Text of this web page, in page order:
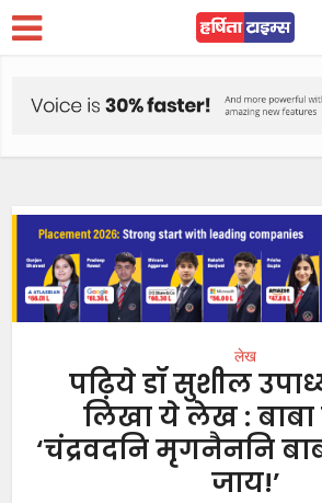
लेख
पढ़िये डॉ सुशील
लिखा ये लेख : बाबा
‘चंद्रवदनि मृगनैननि
जाय!’